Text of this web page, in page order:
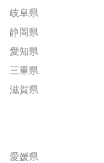
岐阜県
静岡県
愛知県
三重県
滋賀県
愛媛県